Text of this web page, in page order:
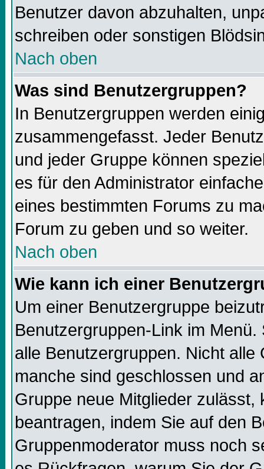
Benutzer davon abzuhalten,
schreiben oder sonstigen
Nach oben
Was sind Benutzergruppen?
In Benutzergruppen werden
zusammengefasst. Jeder
und jeder Gruppe können
es für den Administrator
eines bestimmten Forums zu
Forum zu geben und so weiter.
Nach oben
Wie kann ich einer
Um einer Benutzergruppe
Benutzergruppen-Link im
alle Benutzergruppen. Nicht
manche sind geschlossen und
Gruppe neue Mitglieder zulässt,
beantragen, indem Sie auf den
Gruppenmoderator muss noch